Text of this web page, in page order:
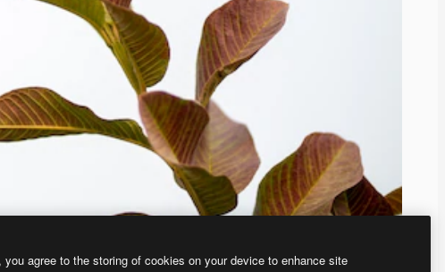
you agree to the storing of cookies on your device to enhance site